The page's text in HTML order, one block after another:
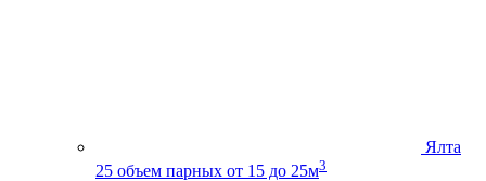
Ялта
25 объем парных от 15 до 25м3